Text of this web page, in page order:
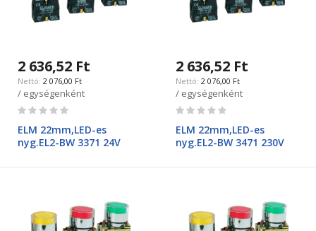
2 636,52 Ft
2 076,00 Ft
/ egységenként
Rating:
ELM 22mm,LED-es
nyg.EL2-BW 3371 24V
2 636,52 Ft
2 076,00 Ft
/ egységenként
Rating:
ELM 22mm,LED-es
nyg.EL2-BW 3471 230V